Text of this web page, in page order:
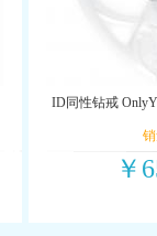
ID同性钻戒
￥